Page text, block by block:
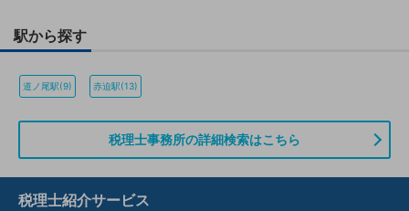
駅から探す
道ノ尾駅(9) 赤迫駅(13)
税理士事務所の詳細検索はこちら
税理士紹介サービス